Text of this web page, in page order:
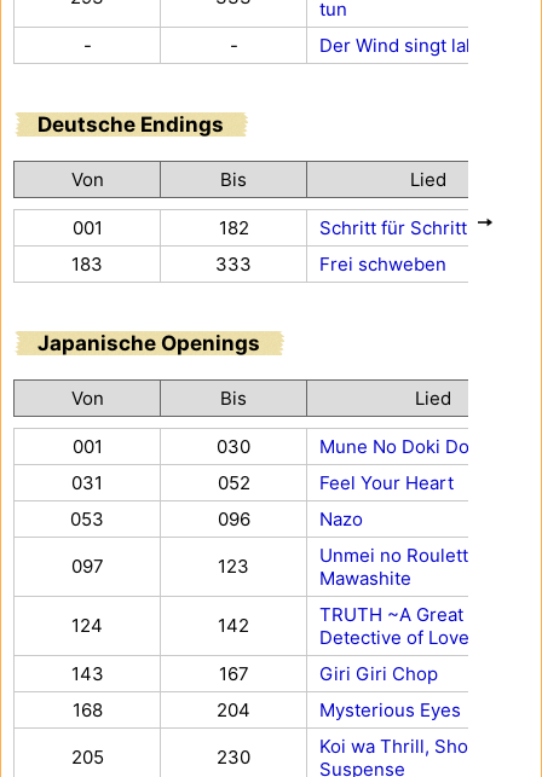
tun
-
- Der Wind singt lalala
Deutsche Endings
Von Bis Lied
001 182
Schritt für Schritt
183
333 Frei schweben
Japanische Openings
Von Bis Lied
001 030
Mune No Doki Doki
031
052
Feel Your Heart
053
096 Nazo
097 123
Unmei no Roulette
Mawashite
124 142
TRUTH ~A Great
Detective of Love~
143
167
Giri Giri Chop
168
204 Mysterious Eyes
205 230
Koi wa Thrill, Shock,
Suspense